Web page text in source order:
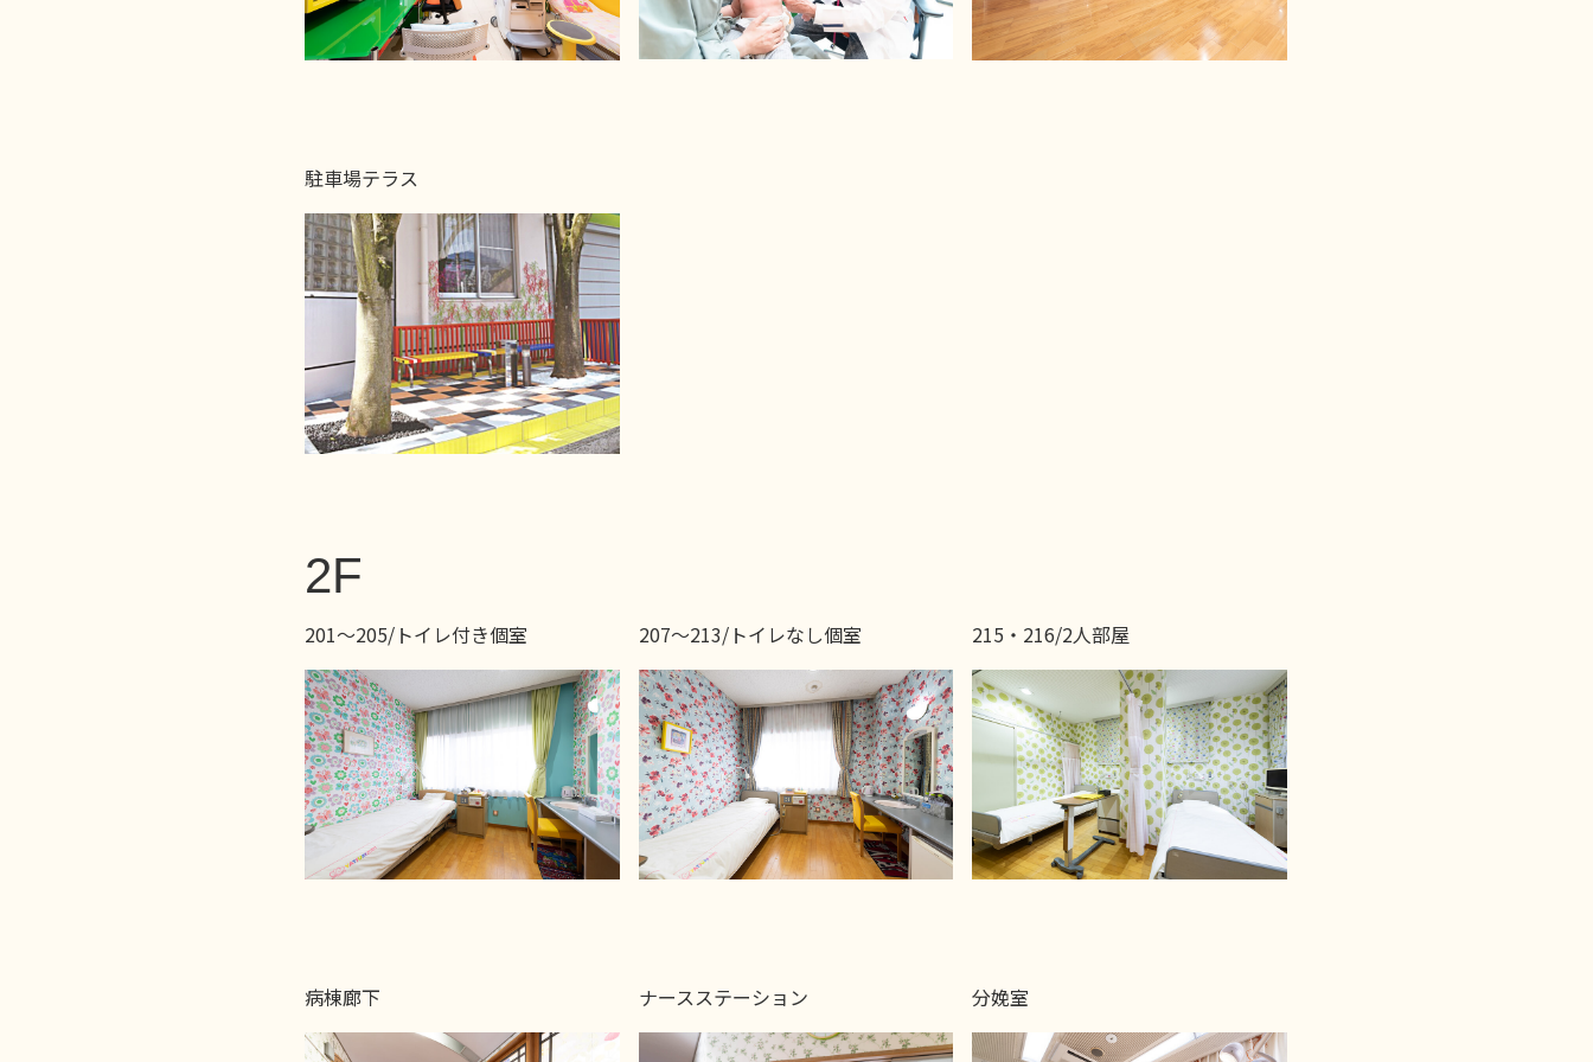
駐車場テラス
2F
201〜205/トイレ付き個室 207〜213/トイレなし個室 215・216/2人部屋
病棟廊下 ナースステーション 分娩室